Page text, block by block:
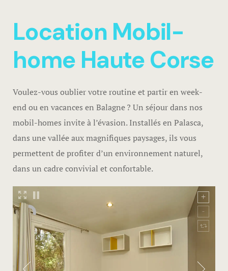
Réserver
Réserver
studios
Réserver
Réserver
studios
Location Mobil-
home Haute Corse
Voulez-vous oublier votre routine et partir en week-
end ou en vacances en Balagne ? Un séjour dans nos
mobil-homes invite à l’évasion. Installés en Palasca,
dans une vallée aux magnifiques paysages, ils vous
permettent de profiter d’un environnement naturel,
dans un cadre convivial et confortable.
Studios
Bungalow
Chambre
Chambre